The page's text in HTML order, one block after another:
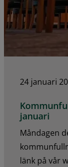
24 januari
januari
Måndagen
länk på vår